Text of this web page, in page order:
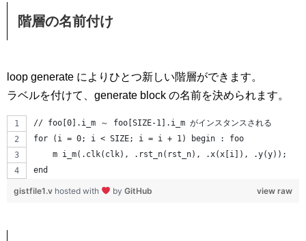
階層の名前付け
loop generate によりひとつ新しい階層ができます。
ラベルを付けて、generate block の名前を決められます。
// foo[0].i_m ～ foo[SIZE-1].i_m がインスタンスされる
for (i = 0; i < SIZE; i = i + 1) begin : foo
    m i_m(.clk(clk), .rst_n(rst_n), .x(x[i]), .y(y));
end
view raw
gistfile1.v hosted with by GitHub